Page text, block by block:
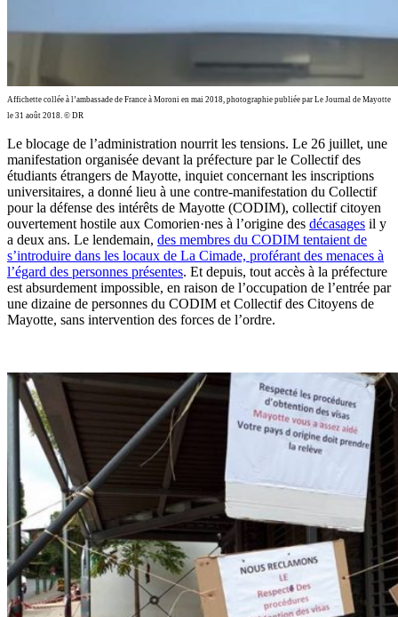
Affichette collée à l’ambassade de France à Moroni en mai 2018, photographie publiée par Le Journal de Mayotte
le 31 août 2018. © DR
Le blocage de l’administration nourrit les tensions. Le 26 juillet, une
manifestation organisée devant la préfecture par le Collectif des
étudiants étrangers de Mayotte, inquiet concernant les inscriptions
universitaires, a donné lieu à une contre-manifestation du Collectif
pour la défense des intérêts de Mayotte (CODIM), collectif citoyen
ouvertement hostile aux Comorien·nes à l’origine des décasages il y
a deux ans. Le lendemain, des membres du CODIM tentaient de
s’introduire dans les locaux de La Cimade, proférant des menaces à
l’égard des personnes présentes. Et depuis, tout accès à la préfecture
est absurdement impossible, en raison de l’occupation de l’entrée par
une dizaine de personnes du CODIM et Collectif des Citoyens de
Mayotte, sans intervention des forces de l’ordre.